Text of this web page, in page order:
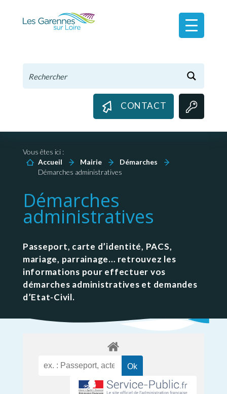
CONTACT
Vous êtes ici :
Accueil
Mairie
Démarches
Démarches administratives
Démarches
administratives
Passeport, carte d’identité, PACS,
mariage, parrainage… retrouvez les
informations pour effectuer vos
démarches administratives et demandes
d’Etat-Civil.